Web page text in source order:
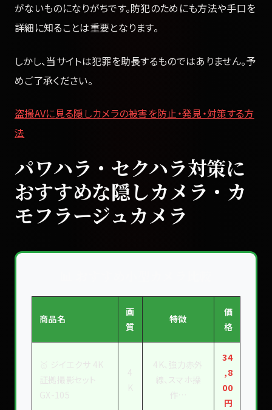
がないものになりがちです。防犯のためにも方法や手口を
詳細に知ることは重要となります。
しかし、当サイトは犯罪を助長するものではありません。予
めご了承ください。
盗撮AVに見る隠しカメラの被害を防止・発見・対策する方
法
パワハラ・セクハラ対策に
おすすめな隠しカメラ・カ
モフラージュカメラ
商品名
画
質
特徴
価
格
🥇 ジイエクサ 4K
証拠撮影セット
GX-105
4
K
4K、強力赤外
線、スマホ操
作…
34
,8
00
円